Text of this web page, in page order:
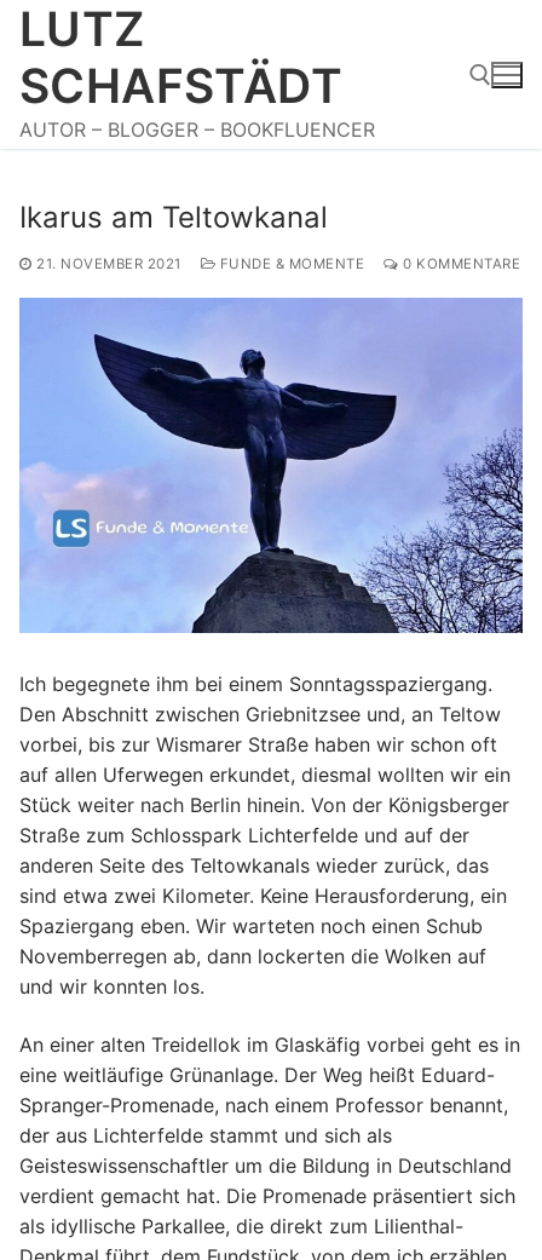
Zum
Inhalt
springen
LUTZ
SCHAFSTÄDT
AUTOR – BLOGGER – BOOKFLUENCER
Ikarus am Teltowkanal
21. NOVEMBER 2021 FUNDE & MOMENTE 0 KOMMENTARE
Ich begegnete ihm bei einem Sonntagsspaziergang.
Den Abschnitt zwischen Griebnitzsee und, an Teltow
vorbei, bis zur Wismarer Straße haben wir schon oft
auf allen Uferwegen erkundet, diesmal wollten wir ein
Stück weiter nach Berlin hinein. Von der Königsberger
Straße zum Schlosspark Lichterfelde und auf der
anderen Seite des Teltowkanals wieder zurück, das
sind etwa zwei Kilometer. Keine Herausforderung, ein
Spaziergang eben. Wir warteten noch einen Schub
Novemberregen ab, dann lockerten die Wolken auf
und wir konnten los.
An einer alten Treidellok im Glaskäfig vorbei geht es in
eine weitläufige Grünanlage. Der Weg heißt Eduard-
Spranger-Promenade, nach einem Professor benannt,
der aus Lichterfelde stammt und sich als
Geisteswissenschaftler um die Bildung in Deutschland
verdient gemacht hat. Die Promenade präsentiert sich
als idyllische Parkallee, die direkt zum Lilienthal-